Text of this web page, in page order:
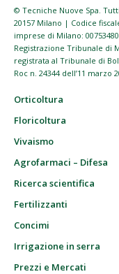
© Tecniche Nuove Spa.
20157 Milano | Codice
imprese di Milano:
Registrazione Tribunale di
registrata al Tribunale di
Roc n. 24344 dell’11 marzo
Orticoltura
Floricoltura
Vivaismo
Agrofarmaci – Difesa
Ricerca scientifica
Fertilizzanti
Concimi
Irrigazione in serra
Prezzi e Mercati